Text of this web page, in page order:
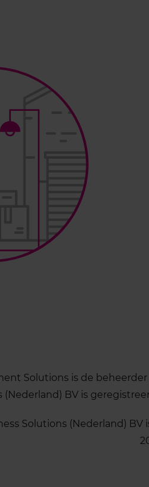
Solutions is de
(Nederland) BV is
Solutions (Nederland)